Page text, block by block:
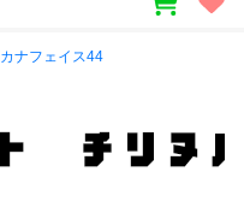
カナフェイス44